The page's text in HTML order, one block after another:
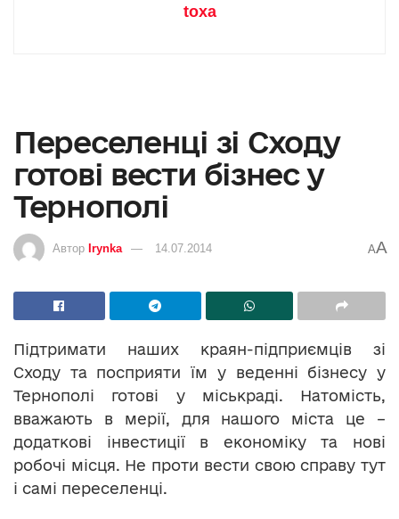
toxa
Переселенці зі Сходу
готові вести бізнес у
Тернополі
Автор Irynka 14.07.2014 AA
Підтримати наших краян-підприємців зі
Сходу та посприяти їм у веденні бізнесу у
Тернополі готові у міськраді. Натомість,
вважають в мерії, для нашого міста це –
додаткові інвестиції в економіку та нові
робочі місця. Не проти вести свою справу тут
і самі переселенці.